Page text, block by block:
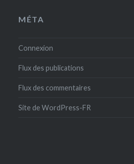
MÉTA
Connexion
Flux des publications
Flux des commentaires
Site de WordPress-FR